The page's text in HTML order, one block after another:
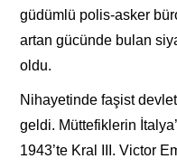
güdümlü polis-asker
artan gücünde bulan
oldu.
Nihayetinde faşist
geldi. Müttefiklerin
1943’te Kral III. Victor